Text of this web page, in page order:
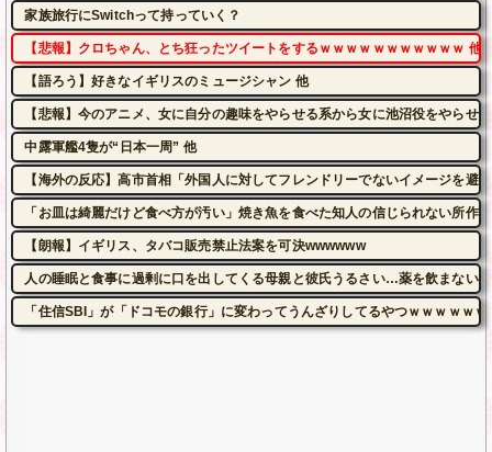
家族旅行にSwitchって持っていく？
【悲報】クロちゃん、とち狂ったツイートをするｗｗｗｗｗｗｗｗｗｗｗ 他
【語ろう】好きなイギリスのミュージシャン 他
【悲報】今のアニメ、女に自分の趣味をやらせる系から女に池沼役をやらせ
中露軍艦4隻が“日本一周” 他
【海外の反応】高市首相「外国人に対してフレンドリーでないイメージを
「お皿は綺麗だけど食べ方が汚い」焼き魚を食べた知人の信じられない所
【朗報】イギリス、タバコ販売禁止法案を可決wwwwww
人の睡眠と食事に過剰に口を出してくる母親と彼氏うるさい…薬を飲まない
「住信SBI」が「ドコモの銀行」に変わってうんざりしてるやつｗｗｗｗｗｗ